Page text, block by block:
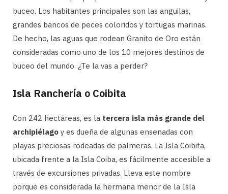
buceo. Los habitantes principales son las anguilas,
grandes bancos de peces coloridos y tortugas marinas.
De hecho, las aguas que rodean Granito de Oro están
consideradas como uno de los 10 mejores destinos de
buceo del mundo. ¿Te la vas a perder?
Isla Ranchería o Coibita
Con 242 hectáreas, es la tercera isla más grande del
archipiélago y es dueña de algunas ensenadas con
playas preciosas rodeadas de palmeras. La Isla Coibita,
ubicada frente a la Isla Coiba, es fácilmente accesible a
través de excursiones privadas. Lleva este nombre
porque es considerada la hermana menor de la Isla